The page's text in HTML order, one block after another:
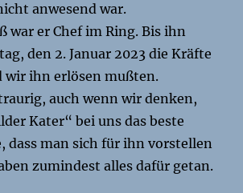
anwesend war.
war er Chef im Ring. Bis ihn
den 2. Januar 2023 die Kräfte
wir ihn erlösen mußten.
auch wenn wir denken,
Kater“ bei uns das beste
dass man sich für ihn vorstellen
zumindest alles dafür getan.